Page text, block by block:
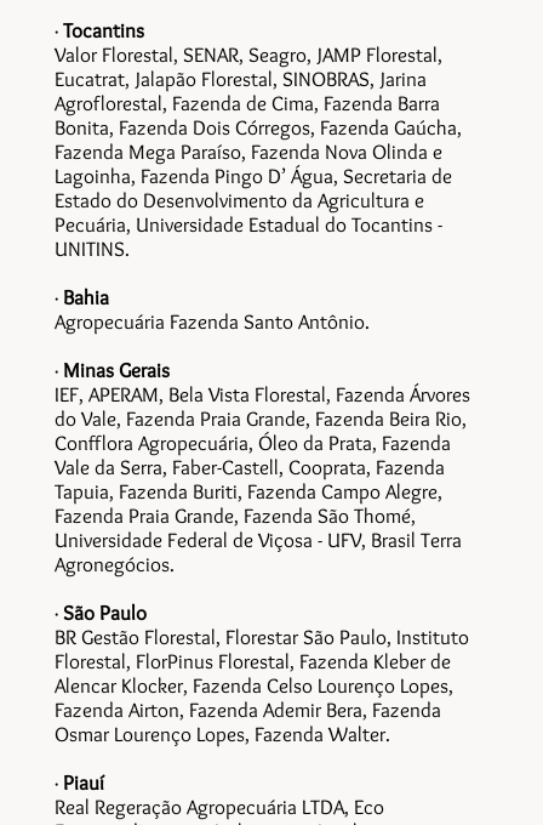
· Tocantins
Valor Florestal, SENAR, Seagro, JAMP Florestal,
Eucatrat, Jalapão Florestal, SINOBRAS, Jarina
Agroflorestal, Fazenda de Cima, Fazenda Barra
Bonita, Fazenda Dois Córregos, Fazenda Gaúcha,
Fazenda Mega Paraíso, Fazenda Nova Olinda e
Lagoinha, Fazenda Pingo D’ Água, Secretaria de
Estado do Desenvolvimento da Agricultura e
Pecuária, Universidade Estadual do Tocantins -
UNITINS.
· Bahia
Agropecuária Fazenda Santo Antônio.
· Minas Gerais
IEF, APERAM, Bela Vista Florestal, Fazenda Árvores
do Vale, Fazenda Praia Grande, Fazenda Beira Rio,
Confflora Agropecuária, Óleo da Prata, Fazenda
Vale da Serra, Faber-Castell, Cooprata, Fazenda
Tapuia, Fazenda Buriti, Fazenda Campo Alegre,
Fazenda Praia Grande, Fazenda São Thomé,
Universidade Federal de Viçosa - UFV, Brasil Terra
Agronegócios.
· São Paulo
BR Gestão Florestal, Florestar São Paulo, Instituto
Florestal, FlorPinus Florestal, Fazenda Kleber de
Alencar Klocker, Fazenda Celso Lourenço Lopes,
Fazenda Airton, Fazenda Ademir Bera, Fazenda
Osmar Lourenço Lopes, Fazenda Walter.
· Piauí
Real Regeração Agropecuária LTDA, Eco